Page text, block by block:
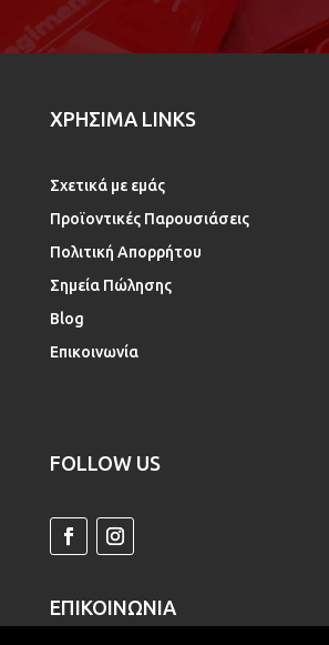
ΧΡΗΣΙΜΑ LINKS
Σχετικά με εμάς
Προϊοντικές Παρουσιάσεις
Πολιτική Απορρήτου
Σημεία Πώλησης
Blog
Επικοινωνία
FOLLOW US
ΕΠΙΚΟΙΝΩΝΙΑ